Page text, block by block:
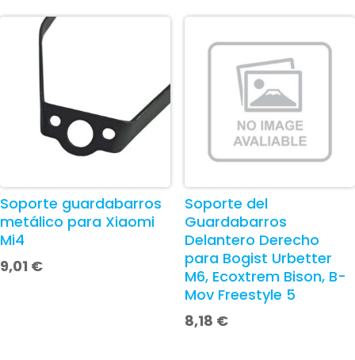
Soporte guardabarros
metálico para Xiaomi
Mi4
9,01 €
Soporte del
Guardabarros
Delantero Derecho
para Bogist Urbetter
M6, Ecoxtrem Bison, B-
Mov Freestyle 5
8,18 €